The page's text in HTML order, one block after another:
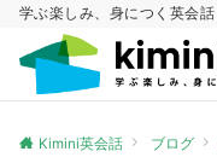
学ぶ楽しみ、身につく英会話
Kimini英会話 ブログ